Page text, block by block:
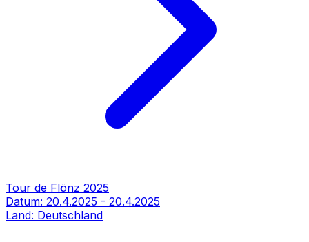
Tour de Flönz 2025
Datum: 20.4.2025 - 20.4.2025
Land: Deutschland